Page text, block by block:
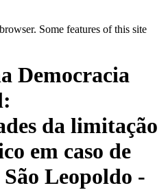
Some features of this site
Democracia
da limitação
em caso de
Leopoldo -